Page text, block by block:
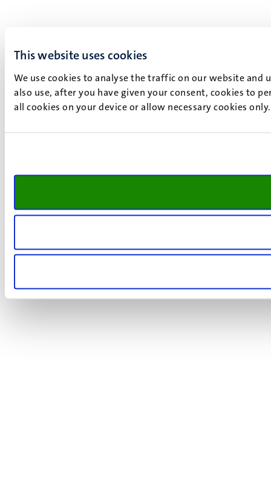
This website uses cookies
We use cookies to analyse the traffic on our website and
also use, after you have given your consent, cookies to
all cookies on your device or allow necessary cookies